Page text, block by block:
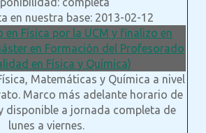
en nuestra base: 2013-02-12
en Física por la UCM y finalizo en
en Formación del Profesorado
en Física y Química)
Matemáticas y Química a nivel
Marco más adelante horario de
disponible a jornada completa de
lunes a viernes.